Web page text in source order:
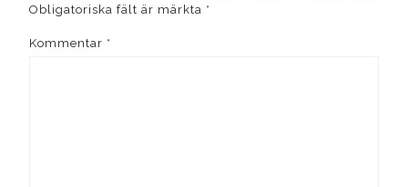
Obligatoriska fält är märkta *
Kommentar *